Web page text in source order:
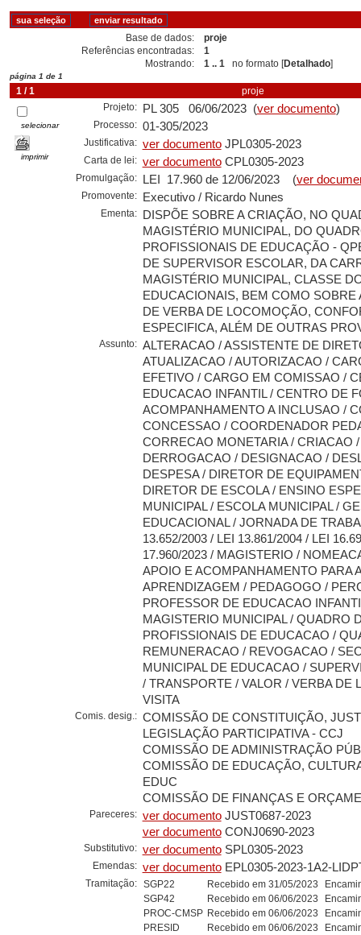
Base de dados:
proje
Referências encontradas:
1
Mostrando:
1 .. 1 no formato [Detalhado]
página 1 de 1
1 / 1 proje
selecionar
imprimir
Projeto: PL 305 06/06/2023 (ver documento)
Processo: 01-305/2023
Justificativa: ver documentoJPL0305-2023
Carta de lei: ver documentoCPL0305-2023
Promulgação: LEI 17.960 de 12/06/2023 (ver
Promovente: Executivo / Ricardo Nunes
Ementa:
DISPÕE SOBRE A CRIAÇÃO, NO
MAGISTÉRIO MUNICIPAL, DO
PROFISSIONAIS DE EDUCAÇÃO -
DE SUPERVISOR ESCOLAR, DA
MAGISTÉRIO MUNICIPAL, CLASSE
EDUCACIONAIS, BEM COMO SOBRE
DE VERBA DE LOCOMOÇÃO,
ESPECIFICA, ALÉM DE OUTRAS
Assunto: ALTERACAO / ASSISTENTE DE
ATUALIZACAO / AUTORIZACAO /
EFETIVO / CARGO EM COMISSAO /
EDUCACAO INFANTIL / CENTRO DE
ACOMPANHAMENTO A INCLUSAO /
CONCESSAO / COORDENADOR
CORRECAO MONETARIA / CRIACAO
DERROGACAO / DESIGNACAO /
DESPESA / DIRETOR DE
DIRETOR DE ESCOLA / ENSINO
MUNICIPAL / ESCOLA MUNICIPAL /
EDUCACIONAL / JORNADA DE
13.652/2003 / LEI 13.861/2004 / LEI
17.960/2023 / MAGISTERIO /
APOIO E ACOMPANHAMENTO PARA A
APRENDIZAGEM / PEDAGOGO /
PROFESSOR DE EDUCACAO
MAGISTERIO MUNICIPAL / QUADRO
PROFISSIONAIS DE EDUCACAO /
REMUNERACAO / REVOGACAO /
MUNICIPAL DE EDUCACAO /
/ TRANSPORTE / VALOR / VERBA DE
VISITA
Comis. desig.: COMISSÃO DE CONSTITUIÇÃO,
LEGISLAÇÃO PARTICIPATIVA - CCJ
COMISSÃO DE ADMINISTRAÇÃO
COMISSÃO DE EDUCAÇÃO,
EDUC
COMISSÃO DE FINANÇAS E
Pareceres: ver documentoJUST0687-2023
ver documentoCONJ0690-2023
Substitutivo: ver documentoSPL0305-2023
Emendas: ver documentoEPL0305-2023-1A2-
Tramitação: SGP22 Recebido em 31/05/2023
SGP42
Recebido em 06/06/2023
PROC-CMSP Recebido em 06/06/2023
PRESID
Recebido em 06/06/2023